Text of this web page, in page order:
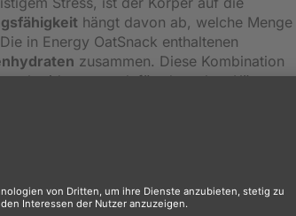
hängt davon ab, welche Menge
in Energy OatSnack enthaltenen
zusammen. Diese Kombination
sorgt dafür, dass dem Köper
zur Verfügung gestellt wird.
menschliche Körper nicht selbst
mit der Nahrung zugeführt werden.
und sorgen somit für unser
und verantwortlich für die
außerdem bei vielen